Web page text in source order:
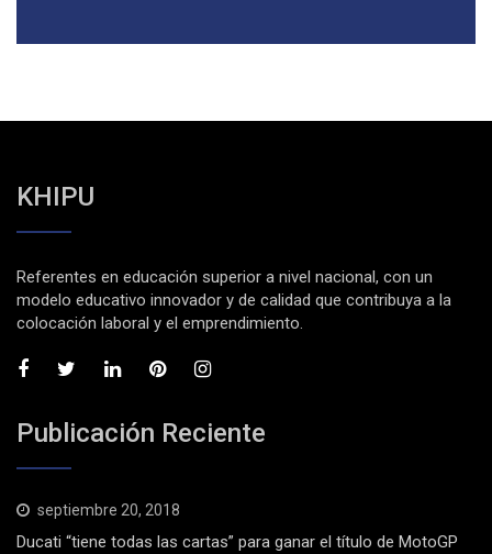
KHIPU
Referentes en educación superior a nivel nacional, con un
modelo educativo innovador y de calidad que contribuya a la
colocación laboral y el emprendimiento.
Publicación Reciente
septiembre 20, 2018
Ducati “tiene todas las cartas” para ganar el título de MotoGP